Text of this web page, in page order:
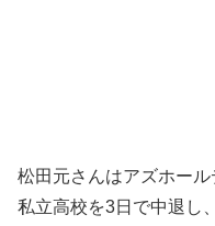
松田元さんはアズホール
私立高校を3日で中退し